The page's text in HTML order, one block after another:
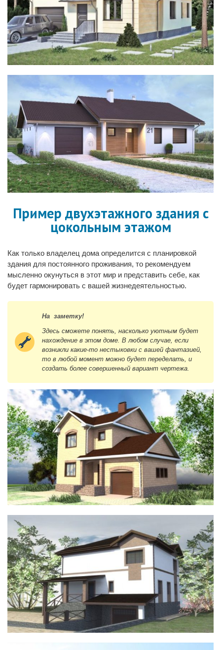
Пример двухэтажного здания с
цокольным этажом
Как только владелец дома определится с планировкой
здания для постоянного проживания, то рекомендуем
мысленно окунуться в этот мир и представить себе, как
будет гармонировать с вашей жизнедеятельностью.
На заметку!
Здесь сможете понять, насколько уютным будет
нахождение в этом доме. В любом случае, если
возникли какие-то нестыковки с вашей фантазией,
то в любой момент можно будет переделать, и
создать более совершенный вариант чертежа.